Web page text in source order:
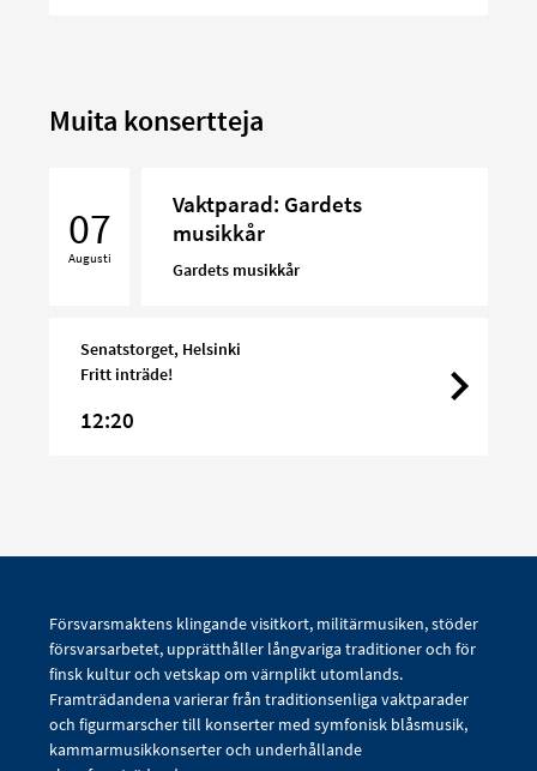
Muita konsertteja
musikkår
07
Augusti
Vaktparad: Gardets
musikkår
Gardets musikkår
Senatstorget, Helsinki
Fritt inträde!
12:20
Försvarsmaktens klingande visitkort, militärmusiken, stöder
försvarsarbetet, upprätthåller långvariga traditioner och för
finsk kultur och vetskap om värnplikt utomlands.
Framträdandena varierar från traditionsenliga vaktparader
och figurmarscher till konserter med symfonisk blåsmusik,
kammarmusikkonserter och underhållande